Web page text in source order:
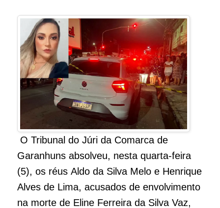
O Tribunal do Júri da Comarca de
Garanhuns absolveu, nesta quarta-feira
(5), os réus Aldo da Silva Melo e Henrique
Alves de Lima, acusados de envolvimento
na morte de Eline Ferreira da Silva Vaz,